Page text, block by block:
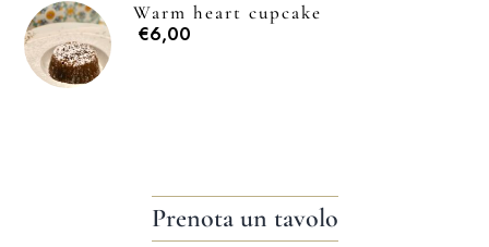
Warm heart cupcake
€6,00
Prenota un tavolo